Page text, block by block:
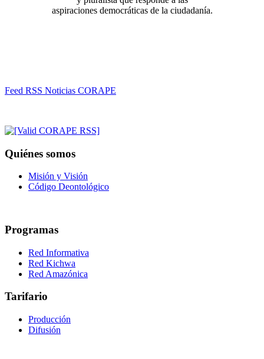
aspiraciones democráticas de la ciudadanía.
Feed RSS Noticias CORAPE
Quiénes somos
Misión y Visión
Código Deontológico
Programas
Red Informativa
Red Kichwa
Red Amazónica
Tarifario
Producción
Difusión